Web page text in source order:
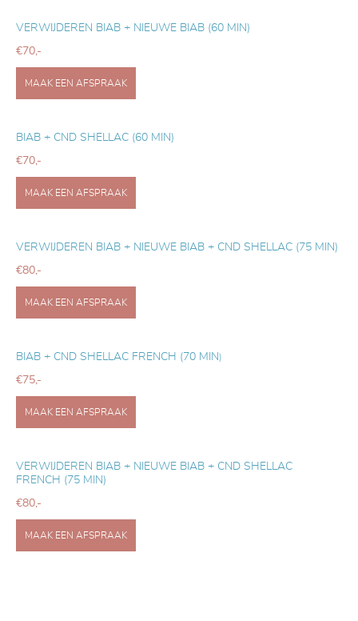
VERWIJDEREN BIAB + NIEUWE BIAB (60 MIN)
€70,-
MAAK EEN AFSPRAAK
BIAB + CND SHELLAC (60 MIN)
€70,-
MAAK EEN AFSPRAAK
VERWIJDEREN BIAB + NIEUWE BIAB + CND SHELLAC (75 MIN)
€80,-
MAAK EEN AFSPRAAK
BIAB + CND SHELLAC FRENCH (70 MIN)
€75,-
MAAK EEN AFSPRAAK
VERWIJDEREN BIAB + NIEUWE BIAB + CND SHELLAC
FRENCH (75 MIN)
€80,-
MAAK EEN AFSPRAAK